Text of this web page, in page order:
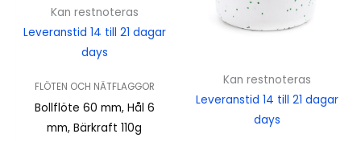
Kan restnoteras
Leveranstid 14 till 21 dagar
days
FLÖTEN OCH NÄTFLAGGOR
Bollflöte 60 mm, Hål 6
mm, Bärkraft 110g
Kan restnoteras
Leveranstid 14 till 21 dagar
days